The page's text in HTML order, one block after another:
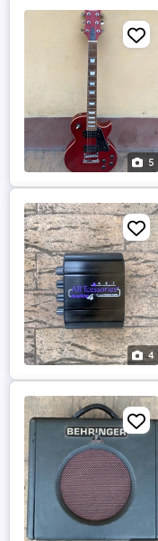
5
4